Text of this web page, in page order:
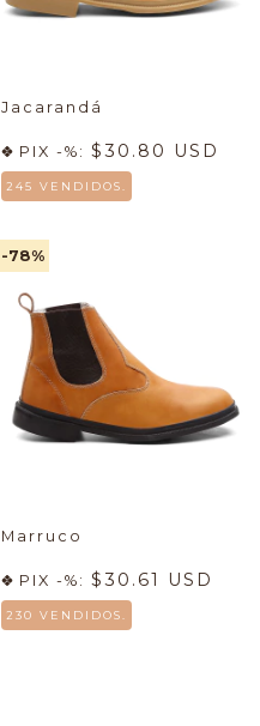
Jacarandá
PIX -%: $30.80 USD
245 VENDIDOS.
-78%
Marruco
PIX -%: $30.61 USD
230 VENDIDOS.